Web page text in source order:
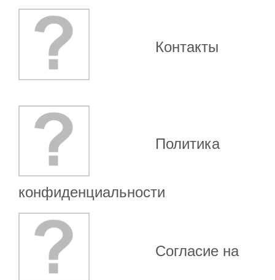
Контакты
Политика
конфиденциальности
Согласие на